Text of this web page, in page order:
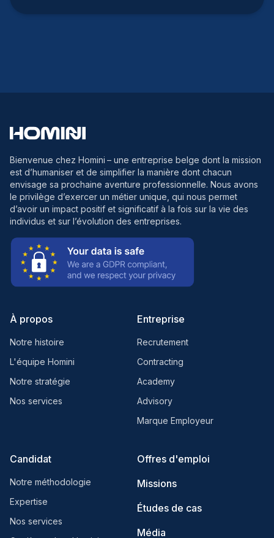
Bienvenue chez Homini – une entreprise belge dont la mission
est d’humaniser et de simplifier la manière dont chacun
envisage sa prochaine aventure professionnelle. Nous avons
le privilège d’exercer un métier unique, qui nous permet
d’avoir un impact positif et significatif à la fois sur la vie des
individus et sur l’évolution des entreprises.
À propos
Notre histoire
L'équipe Homini
Notre stratégie
Nos services
Entreprise
Recrutement
Contracting
Academy
Advisory
Marque Employeur
Candidat
Notre méthodologie
Expertise
Nos services
Offres d'emploi
Missions
Études de cas
Média